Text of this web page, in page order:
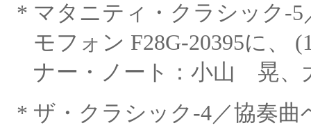
* マタニティ・クラシック -5
モフォン F28G-20395に、
ナー・ノート：小山 晃
* ザ・クラシック -4／協奏